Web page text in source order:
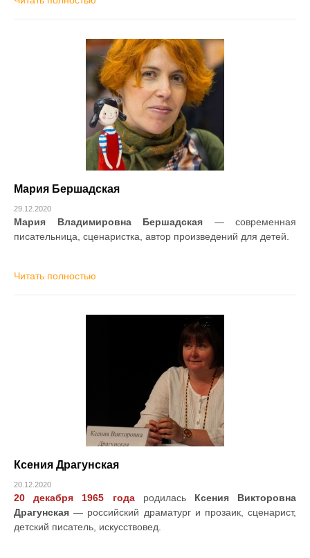
Мария Бершадская
29.12.2020
Мария Владимировна Бершадская — современная
писательница, сценаристка, автор произведений для детей.
Читать полностью
Ксения Драгунская
20.12.2020
20 декабря 1965 годародилась Ксения Викторовна
Драгунская — российский драматург и прозаик, сценарист,
детский писатель, искусствовед.